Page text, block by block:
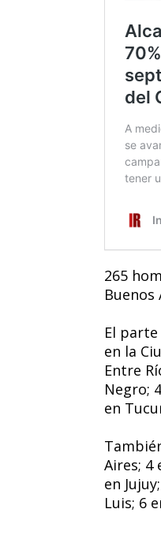
265
El
en la
Entre
Negro;
en
Aires; 4
en
Luis; 6